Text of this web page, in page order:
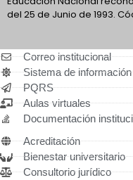
del 25 de Junio de 1993.
Correo institucional
Sistema de
PQRS
Aulas virtuales
Documentación
Acreditación
Bienestar universitario
Consultorio jurídico